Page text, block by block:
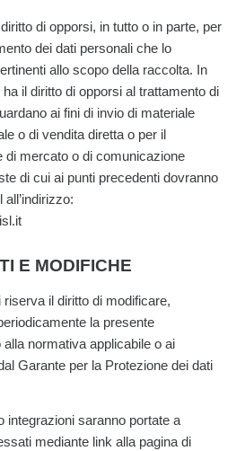
diritto di opporsi, in tutto o in parte, per
dei dati personali che lo
allo scopo della raccolta. In
il diritto di opporsi al trattamento di
ai fini di invio di materiale
o di vendita diretta o per il
di mercato o di comunicazione
di cui ai punti precedenti dovranno
E MODIFICHE
il diritto di modificare,
la presente
alla normativa applicabile o ai
Garante per la Protezione dei dati
integrazioni saranno portate a
mediante link alla pagina di